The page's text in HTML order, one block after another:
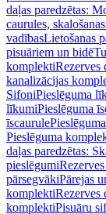
daļas paredzētas:
caurules,
vadībasLietošanas
pisuāriem un bidē
komplektiRezerves
kanalizācijas
SifoniPieslēguma
līkumiPieslēguma
īscaurule
Pieslēguma
daļas paredzētas:
pieslēgumi
pārsegvākiPārejas
komplektiRezerves
komplektiPisuāru